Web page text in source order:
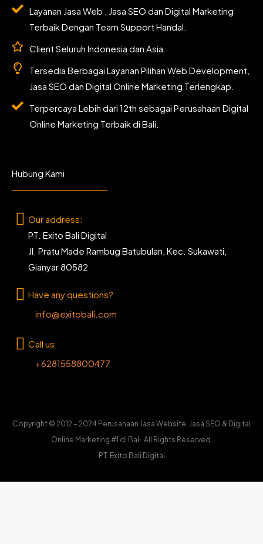
m
Layanan Jasa Web , Jasa SEO dan Digital Marketing
Terbaik Dengan Team Support Handal.
Client Seluruh Indonesia dan Asia.
Tersedia Berbagai Layanan Pilihan Web Development,
Jasa SEO dan Digital Online Marketing Terlengkap.
Terpercaya Lebih dari 12th sebagai Perusahaan Digital
Online Marketing Terbaik di Bali.
Hubung Kami
Our address:
PT. Exito Bali Digital
Jl. Pratu Made Rambug Batubulan, Kec. Sukawati,
Gianyar 80582
Have any questions?
info@exitobali.com
Call us:
+6281558800477
Copyright © 2012 – 2024 Perusahaan Jasa Website, Jasa SEO & Digital
Online Marketing #1 di Bali. All Rights Reserved.
PT. Exito Bali Digital